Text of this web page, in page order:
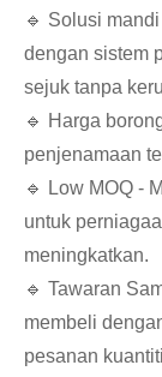
🔹 Solusi
dengan sistem
sejuk tanpa
🔹 Harga
penjenamaan
🔹 Low MOQ -
untuk
meningkatkan.
🔹 Tawaran
membeli
pesanan